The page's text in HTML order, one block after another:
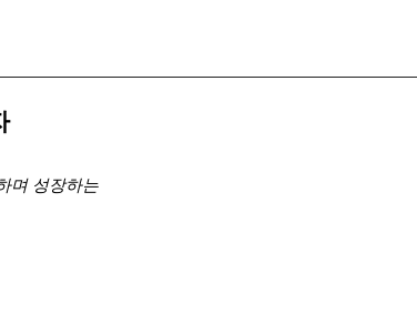
며 성장하는